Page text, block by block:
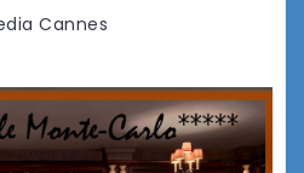
Cannes